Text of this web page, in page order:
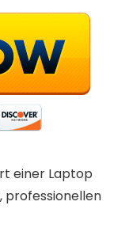
einer Laptop
professionellen